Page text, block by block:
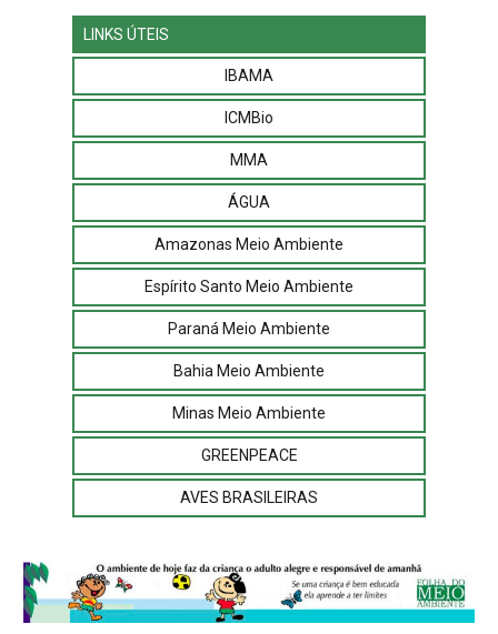
LINKS ÚTEIS
IBAMA
ICMBio
MMA
ÁGUA
Amazonas Meio Ambiente
Espírito Santo Meio Ambiente
Paraná Meio Ambiente
Bahia Meio Ambiente
Minas Meio Ambiente
GREENPEACE
AVES BRASILEIRAS